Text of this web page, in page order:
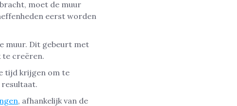
moet de muur
eerst worden
muur. Dit gebeurt met
te creëren.
tijd krijgen om te
, afhankelijk van de